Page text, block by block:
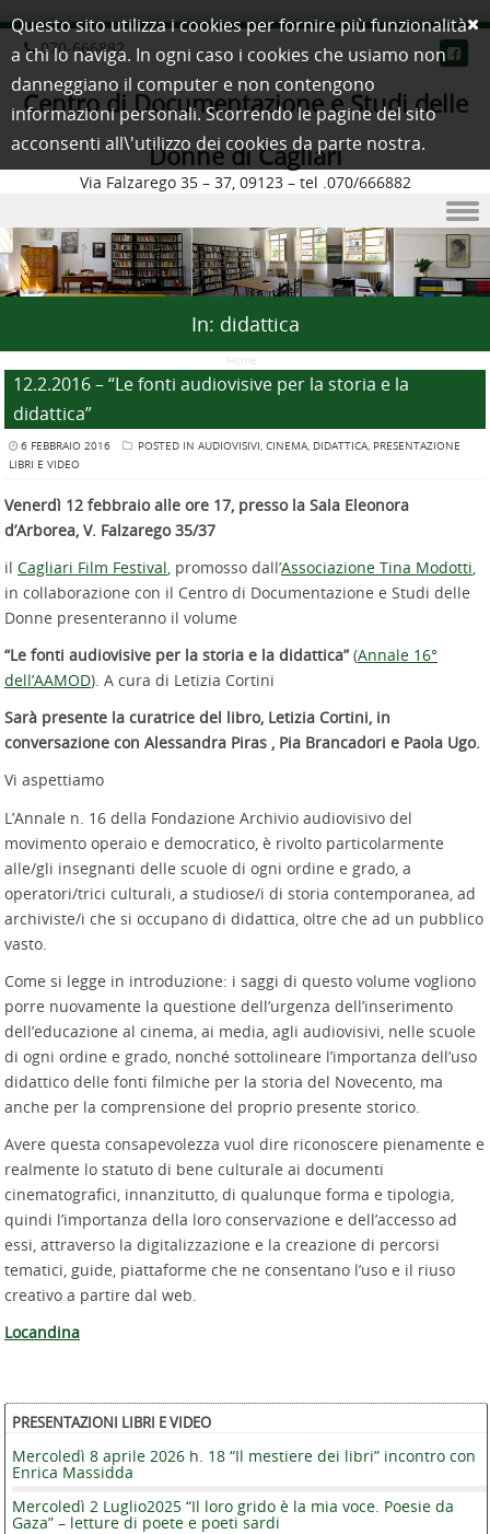
070-666882
Centro di Documentazione e Studi delle
Donne di Cagliari
Via Falzarego 35 – 37, 09123 – tel .070/666882
Skip to content
In: didattica
Home
12.2.2016 – “Le fonti audiovisive per la storia e la
didattica”
6 FEBBRAIO 2016 POSTED IN AUDIOVISIVI, CINEMA, DIDATTICA, PRESENTAZIONE
LIBRI E VIDEO
Venerdì 12 febbraio alle ore 17, presso la Sala Eleonora
d’Arborea, V. Falzarego 35/37
il Cagliari Film Festival , promosso dall’Associazione Tina Modotti
in collaborazione con il Centro di Documentazione e Studi delle
Donne presenteranno il volume
“Le fonti audiovisive per la storia e la didattica”(Annale 16°
dell’AAMOD). A cura di Letizia Cortini
Sarà presente la curatrice del libro, Letizia Cortini, in
conversazione con Alessandra Piras , Pia Brancadori e Paola Ugo.
Vi aspettiamo
L’Annale n. 16 della Fondazione Archivio audiovisivo del
movimento operaio e democratico, è rivolto particolarmente
alle/gli insegnanti delle scuole di ogni ordine e grado, a
operatori/trici culturali, a studiose/i di storia contemporanea, ad
archiviste/i che si occupano di didattica, oltre che ad un pubblico
vasto.
Come si legge in introduzione: i saggi di questo volume vogliono
porre nuovamente la questione dell’urgenza dell’inserimento
dell’educazione al cinema, ai media, agli audiovisivi, nelle scuole
di ogni ordine e grado, nonché sottolineare l’importanza dell’uso
didattico delle fonti filmiche per la storia del Novecento, ma
anche per la comprensione del proprio presente storico.
Avere questa consapevolezza vuol dire riconoscere pienamente e
realmente lo statuto di bene culturale ai documenti
cinematografici, innanzitutto, di qualunque forma e tipologia,
quindi l’importanza della loro conservazione e dell’accesso ad
essi, attraverso la digitalizzazione e la creazione di percorsi
tematici, guide, piattaforme che ne consentano l’uso e il riuso
creativo a partire dal web.
Locandina
PRESENTAZIONI LIBRI E VIDEO
Mercoledì 8 aprile 2026 h. 18 “Il mestiere dei libri” incontro con
Enrica Massidda
Mercoledì 2 Luglio2025 “Il loro grido è la mia voce. Poesie da
Gaza” – letture di poete e poeti sardi
Questo sito utilizza i cookies per fornire più funzionalità
a chi lo naviga. In ogni caso i cookies che usiamo non
danneggiano il computer e non contengono
informazioni personali. Scorrendo le pagine del sito
acconsenti all\'utilizzo dei cookies da parte nostra.